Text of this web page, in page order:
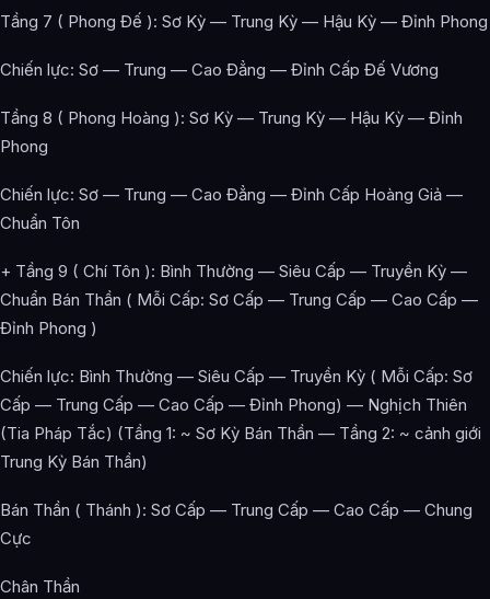
Tầng 7 ( Phong Đế ): Sơ Kỳ — Trung Kỳ — Hậu Kỳ — Đỉnh Phong
Chiến lực: Sơ — Trung — Cao Đẳng — Đỉnh Cấp Đế Vương
Tầng 8 ( Phong Hoàng ): Sơ Kỳ — Trung Kỳ — Hậu Kỳ — Đỉnh
Phong
Chiến lực: Sơ — Trung — Cao Đẳng — Đỉnh Cấp Hoàng Giả —
Chuẩn Tôn
+ Tầng 9 ( Chí Tôn ): Bình Thường — Siêu Cấp — Truyền Kỳ —
Chuẩn Bán Thần ( Mỗi Cấp: Sơ Cấp — Trung Cấp — Cao Cấp —
Đỉnh Phong )
Chiến lực: Bình Thường — Siêu Cấp — Truyền Kỳ ( Mỗi Cấp: Sơ
Cấp — Trung Cấp — Cao Cấp — Đỉnh Phong) — Nghịch Thiên
(Tia Pháp Tắc) (Tầng 1: ~ Sơ Kỳ Bán Thần — Tầng 2: ~ cảnh giới
Trung Kỳ Bán Thần)
Bán Thần ( Thánh ): Sơ Cấp — Trung Cấp — Cao Cấp — Chung
Cực
Chân Thần